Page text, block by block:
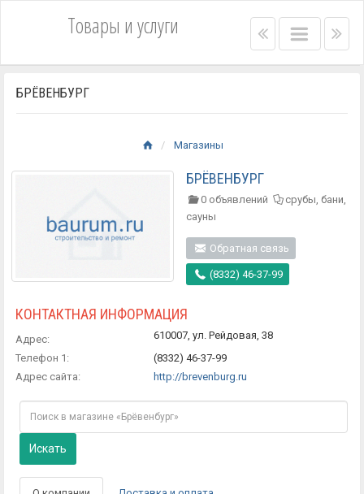
Товары и услуги Left
bar
Main
menu
Right
menu
bar
БРЁВЕНБУРГ
Магазины
БРЁВЕНБУРГ
0 объявлений
срубы, бани,
сауны
Обратная связь
(8332) 46-37-99
КОНТАКТНАЯ ИНФОРМАЦИЯ
Адрес:
610007, ул. Рейдовая, 38
Телефон 1:
(8332) 46-37-99
Адрес сайта:
http://brevenburg.ru
Искать